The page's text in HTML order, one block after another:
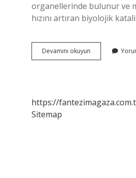
organellerinde bulunur ve
hızını artıran biyolojik
Devamını okuyun Hücrede
Enzim
https://
Sitemap